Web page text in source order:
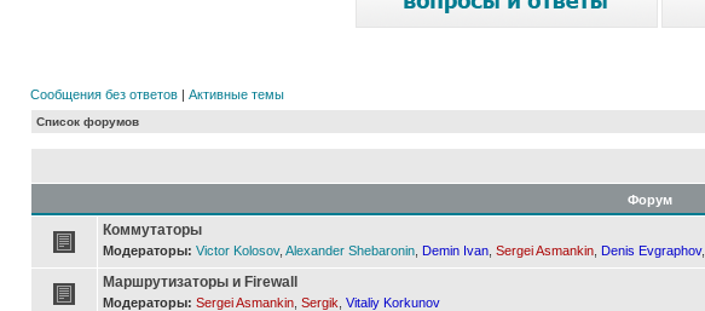
Сообщения без ответов | Активные темы
Список форумов
Форум
Коммутаторы
Модераторы: Victor Kolosov, Alexander Shebaronin Demin Ivan Sergei Asmankin Denis Evgraphov,
Маршрутизаторы и Firewall
Модераторы: Sergei Asmankin Sergik Vitaliy Korkunov